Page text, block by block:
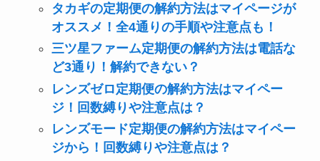
タカギの定期便の解約方法はマイページが
オススメ！全4通りの手順や注意点も！
三ツ星ファーム定期便の解約方法は電話な
ど3通り！解約できない？
レンズゼロ定期便の解約方法はマイペー
ジ！回数縛りや注意点は？
レンズモード定期便の解約方法はマイペー
ジから！回数縛りや注意点は？